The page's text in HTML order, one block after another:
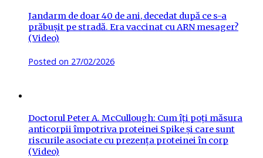
Jandarm de doar 40 de ani, decedat după ce s-a
prăbușit pe stradă. Era vaccinat cu ARN mesager?
(Video)
Posted on 27/02/2026
Doctorul Peter A. McCullough: Cum îți poți măsura
anticorpii împotriva proteinei Spike și care sunt
riscurile asociate cu prezența proteinei în corp
(Video)